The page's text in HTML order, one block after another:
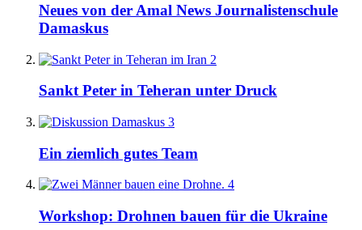
Neues von der Amal News Journalistenschule
Damaskus
2
Sankt Peter in Teheran unter Druck
3
Ein ziemlich gutes Team
4
Workshop: Drohnen bauen für die Ukraine